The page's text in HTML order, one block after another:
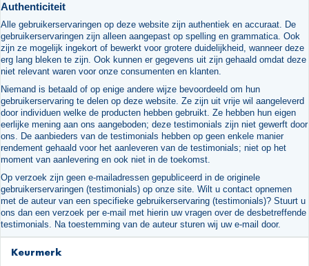
Authenticiteit
Alle gebruikerservaringen op deze website zijn authentiek en accuraat. De
gebruikerservaringen zijn alleen aangepast op spelling en grammatica. Ook
zijn ze mogelijk ingekort of bewerkt voor grotere duidelijkheid, wanneer deze
erg lang bleken te zijn. Ook kunnen er gegevens uit zijn gehaald omdat deze
niet relevant waren voor onze consumenten en klanten.
Niemand is betaald of op enige andere wijze bevoordeeld om hun
gebruikerservaring te delen op deze website. Ze zijn uit vrije wil aangeleverd
door individuen welke de producten hebben gebruikt. Ze hebben hun eigen
eerlijke mening aan ons aangeboden; deze testimonials zijn niet gewerft door
ons. De aanbieders van de testimonials hebben op geen enkele manier
rendement gehaald voor het aanleveren van de testimonials; niet op het
moment van aanlevering en ook niet in de toekomst.
Op verzoek zijn geen e-mailadressen gepubliceerd in de originele
gebruikerservaringen (testimonials) op onze site. Wilt u contact opnemen
met de auteur van een specifieke gebruikerservaring (testimonials)? Stuurt u
ons dan een verzoek per e-mail met hierin uw vragen over de desbetreffende
testimonials. Na toestemming van de auteur sturen wij uw e-mail door.
Keurmerk